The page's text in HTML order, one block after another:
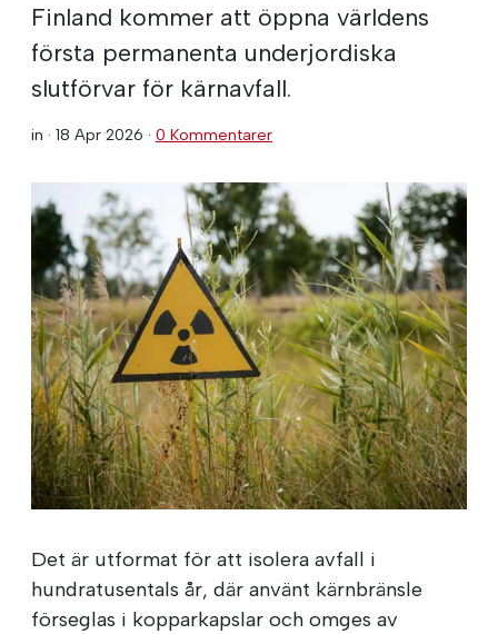
Finland kommer att öppna världens
första permanenta underjordiska
slutförvar för kärnavfall.
in · 18 Apr 2026 · 0 Kommentarer
Det är utformat för att isolera avfall i
hundratusentals år, där använt kärnbränsle
förseglas i kopparkapslar och omges av